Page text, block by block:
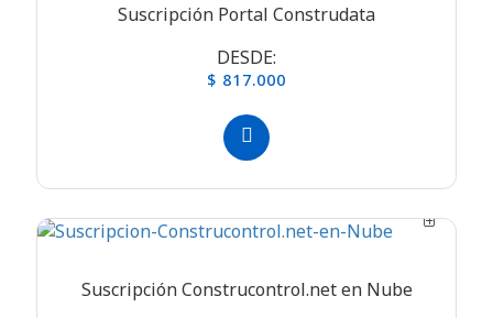
Suscripción Portal Construdata
DESDE:
$ 817.000
Suscripción Construcontrol.net en Nube